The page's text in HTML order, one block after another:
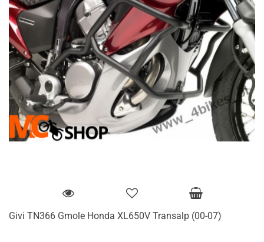
Givi TN366 Gmole Honda XL650V Transalp (00-07)